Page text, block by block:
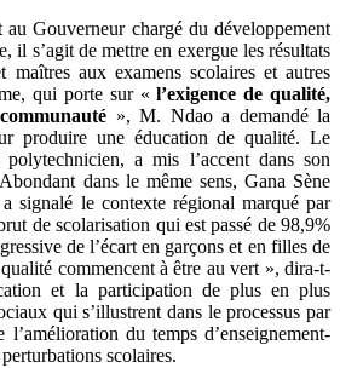
au Gouverneur chargé du développement
il s’agit de mettre en exergue les résultats
maîtres aux examens scolaires et autres
qui porte sur «l’exigence de qualité,
», M. Ndao a demandé la
produire une éducation de qualité. Le
a mis l’accent dans son
dans le même sens, Gana Sène
a signalé le contexte régional marqué par
de scolarisation qui est passé de 98,9%
de l’écart en garçons et en filles de
commencent à être au vert », dira-t-
et la participation de plus en plus
qui s’illustrent dans le processus par
du temps d’enseignement-
scolaires.